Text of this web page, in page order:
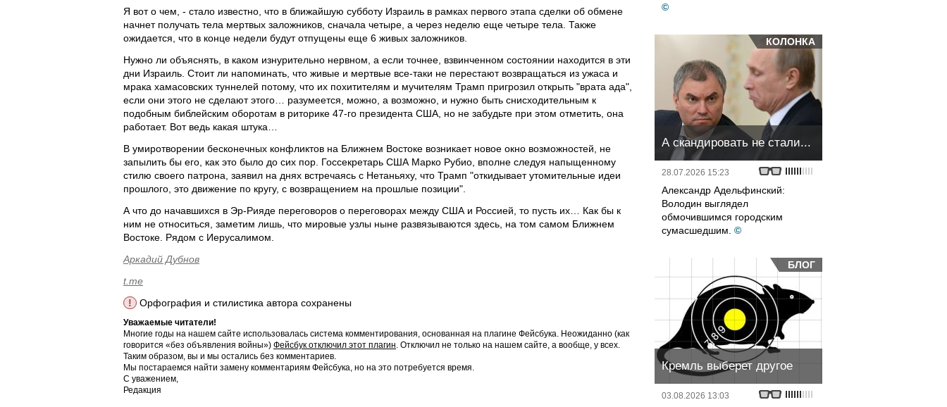
Я вот о чем, - стало известно, что в ближайшую субботу Израиль в рамках первого этапа сделки об обмене
начнет получать тела мертвых заложников, сначала четыре, а через неделю еще четыре тела. Также
ожидается, что в конце недели будут отпущены еще 6 живых заложников.
Нужно ли объяснять, в каком изнурительно нервном, а если точнее, взвинченном состоянии находится в эти
дни Израиль. Стоит ли напоминать, что живые и мертвые все-таки не перестают возвращаться из ужаса и
мрака хамасовских туннелей потому, что их похитителям и мучителям Трамп пригрозил открыть "врата ада",
если они этого не сделают этого… разумеется, можно, а возможно, и нужно быть снисходительным к
подобным библейским оборотам в риторике 47-го президента США, но не забудьте при этом отметить, она
работает. Вот ведь какая штука…
В умиротворении бесконечных конфликтов на Ближнем Востоке возникает новое окно возможностей, не
запылить бы его, как это было до сих пор. Госсекретарь США Марко Рубио, вполне следуя напыщенному
стилю своего патрона, заявил на днях встречаясь с Нетаньяху, что Трамп "откидывает утомительные идеи
прошлого, это движение по кругу, с возвращением на прошлые позиции".
А что до начавшихся в Эр-Рияде переговоров о переговорах между США и Россией, то пусть их… Как бы к
ним не относиться, заметим лишь, что мировые узлы ныне развязываются здесь, на том самом Ближнем
Востоке. Рядом с Иерусалимом.
Аркадий Дубнов
t.me
!
Орфография и стилистика автора сохранены
Уважаемые читатели!
Многие годы на нашем сайте использовалась система комментирования, основанная на плагине Фейсбука. Неожиданно (как
говорится «без объявления войны») Фейсбук отключил этот плагин. Отключил не только на нашем сайте, а вообще, у всех.
Таким образом, вы и мы остались без комментариев.
Мы постараемся найти замену комментариям Фейсбука, но на это потребуется время.
С уважением,
Редакция
©
КОЛОНКА
А скандировать не стали...
28.07.2026 15:23
Александр Адельфинский:
Володин выглядел
обмочившимся городским
сумасшедшим. ©
БЛОГ
Кремль выберет другое
03.08.2026 13:03